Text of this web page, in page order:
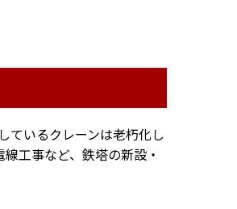
ているクレーンは老朽化し
工事など、鉄塔の新設・